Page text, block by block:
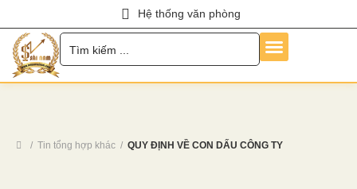
Hệ thống văn phòng
Tin tổng hợp khác QUY ĐỊNH VỀ CON DẤU CÔNG TY